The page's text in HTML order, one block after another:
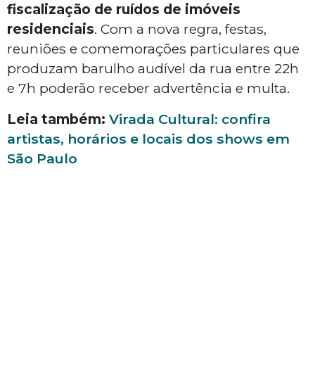
fiscalização de ruídos de imóveis
residenciais. Com a nova regra, festas,
reuniões e comemorações particulares que
produzam barulho audível da rua entre 22h
e 7h poderão receber advertência e multa.
Leia também: Virada Cultural: confira
artistas, horários e locais dos shows em
São Paulo